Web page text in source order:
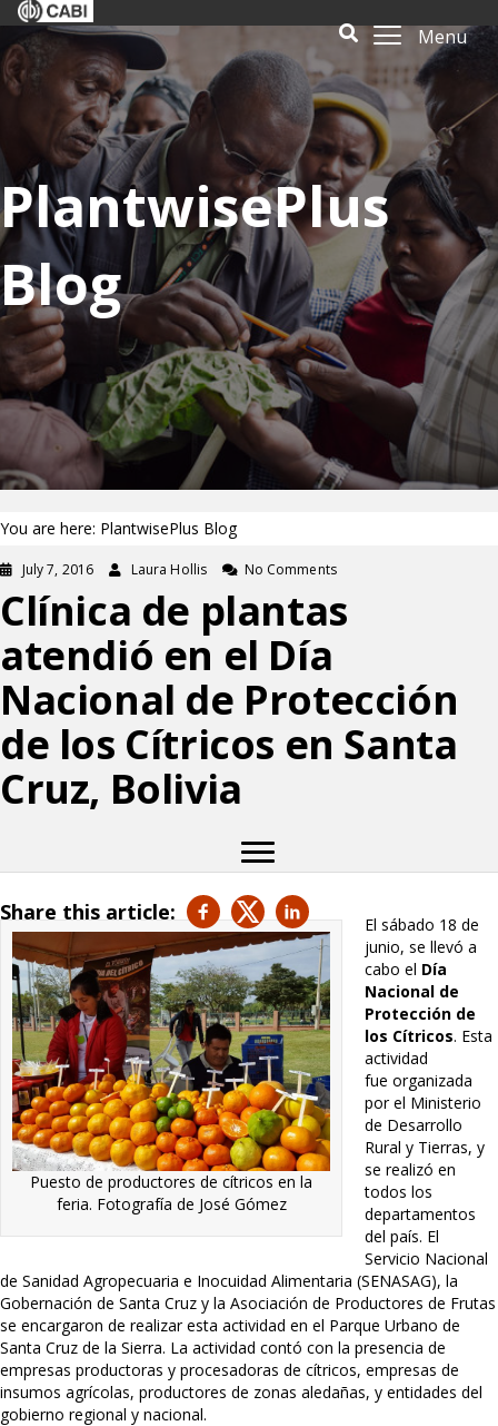
Menu
PlantwisePlus
Blog
You are here: PlantwisePlus Blog
July 7, 2016 Laura Hollis No Comments
Clínica de plantas
atendió en el Día
Nacional de Protección
de los Cítricos en Santa
Cruz, Bolivia
Share this article:
Puesto de productores de cítricos en la
feria. Fotografía de José Gómez
El sábado 18 de
junio, se llevó a
cabo el Día
Nacional de
Protección de
los Cítricos. Esta
actividad
fue organizada
por el Ministerio
de Desarrollo
Rural y Tierras, y
se realizó en
todos los
departamentos
del país. El
Servicio Nacional
de Sanidad Agropecuaria e Inocuidad Alimentaria (SENASAG), la
Gobernación de Santa Cruz y la Asociación de Productores de Frutas
se encargaron de realizar esta actividad en el Parque Urbano de
Santa Cruz de la Sierra. La actividad contó con la presencia de
empresas productoras y procesadoras de cítricos, empresas de
insumos agrícolas, productores de zonas aledañas, y entidades del
gobierno regional y nacional.